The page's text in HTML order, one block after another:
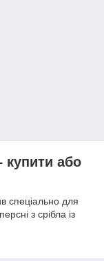
купити або
спеціально для
з срібла із
вироби